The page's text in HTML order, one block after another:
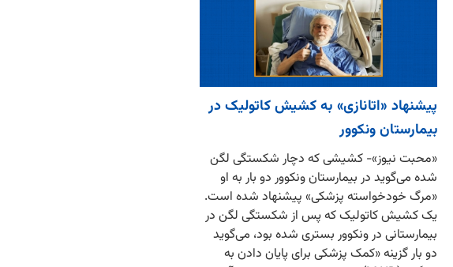
پیشنهاد «اتانازی» به کشیش کاتولیک در
بیمارستان ونکوور
«محبت نیوز»- کشیشی که دچار شکستگی لگن
شده می‌گوید در بیمارستان ونکوور دو بار به او
«مرگ خودخواسته پزشکی» پیشنهاد شده است.
یک کشیش کاتولیک که پس از شکستگی لگن در
بیمارستانی در ونکوور بستری شده بود، می‌گوید
دو بار گزینه «کمک پزشکی برای پایان دادن به